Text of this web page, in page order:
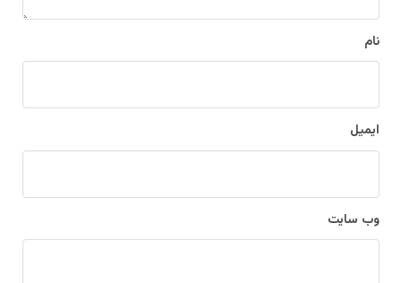
نام
ایمیل
وب‌ سایت